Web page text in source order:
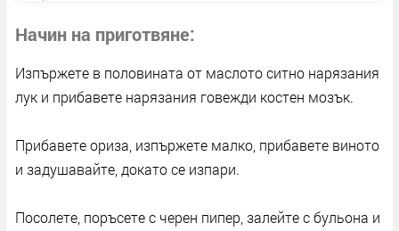
Начин на приготвяне
Изпържете в половината от маслото ситно нарязания
лук и прибавете нарязания говежди костен мозък.
Прибавете ориза, изпържете малко, прибавете виното
и задушавайте, докато се изпари.
Посолете, поръсете с черен пипер, залейте с бульона и